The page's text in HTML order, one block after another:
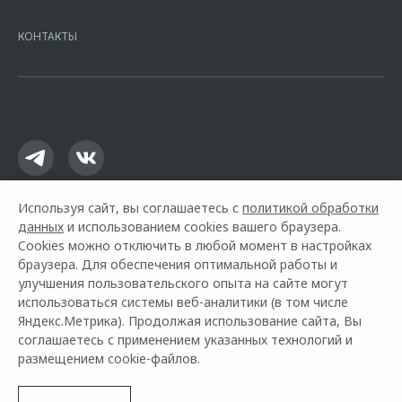
16.01.2015. Предложение ограничено и не является публичной
КОНТАКТЫ
Горячая линия OMODA: +7 (487) 270-70-20
Используя сайт, вы соглашаетесь с политикой обработки
данных и использованием cookies вашего браузера.
Cookies можно отключить в любой момент в настройках
браузера. Для обеспечения оптимальной работы и
улучшения пользовательского опыта на сайте могут
использоваться системы веб-аналитики (в том числе
Яндекс.Метрика). Продолжая использование сайта, Вы
соглашаетесь с применением указанных технологий и
размещением cookie-файлов.